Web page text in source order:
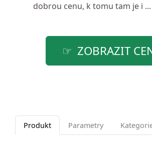
dobrou cenu, k tomu tam je i ...
ZOBRAZIT
Produkt Parametry